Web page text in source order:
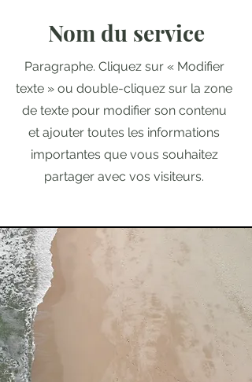
Nom du service
Paragraphe. Cliquez sur « Modifier
texte » ou double-cliquez sur la zone
de texte pour modifier son contenu
et ajouter toutes les informations
importantes que vous souhaitez
partager avec vos visiteurs.